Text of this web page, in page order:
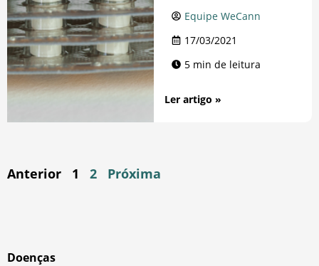
Equipe WeCann
17/03/2021
5 min de leitura
Ler artigo »
Anterior 1 2 Próxima
Doenças